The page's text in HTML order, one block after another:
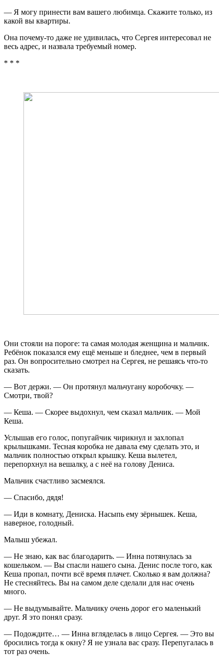
— Я могу принести вам вашего любимца. Скажите только, из
какой вы квартиры.
Она почему-то даже не удивилась, что Сергея интересовал не
весь адрес, и назвала требуемый номер.
* * *
Они стояли на пороге: та самая молодая женщина и мальчик.
Ребёнок показался ему ещё меньше и бледнее, чем в первый
раз. Он вопросительно смотрел на Сергея, не решаясь что-то
сказать.
— Вот держи. — Он протянул мальчугану коробочку. —
Смотри, твой?
— Кеша. — Скорее выдохнул, чем сказал мальчик. — Мой
Кеша.
Услышав его голос, попугайчик чирикнул и захлопал
крылышками. Тесная коробка не давала ему сделать это, и
мальчик полностью открыл крышку. Кеша вылетел,
перепорхнул на вешалку, а с неё на голову Дениса.
Мальчик счастливо засмеялся.
— Спасибо, дядя!
— Иди в комнату, Дениска. Насыпь ему зёрнышек. Кеша,
наверное, голодный.
Малыш убежал.
— Не знаю, как вас благодарить. — Инна потянулась за
кошельком. — Вы спасли нашего сына. Денис после того, как
Кеша пропал, почти всё время плачет. Сколько я вам должна?
Не стесняйтесь. Вы на самом деле сделали для нас очень
много.
— Не выдумывайте. Мальчику очень дорог его маленький
друг. Я это понял сразу.
— Подождите… — Инна вгляделась в лицо Сергея. — Это вы
бросились тогда к окну? Я не узнала вас сразу. Перепугалась в
тот раз очень.